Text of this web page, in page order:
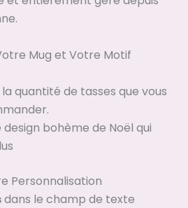
Mug et Votre Motif
la quantité de tasses que vous
design bohème de Noël qui
Personnalisation
dans le champ de texte